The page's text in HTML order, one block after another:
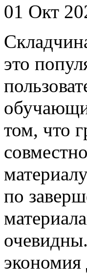
01 Окт
это
том, что
по
экономия